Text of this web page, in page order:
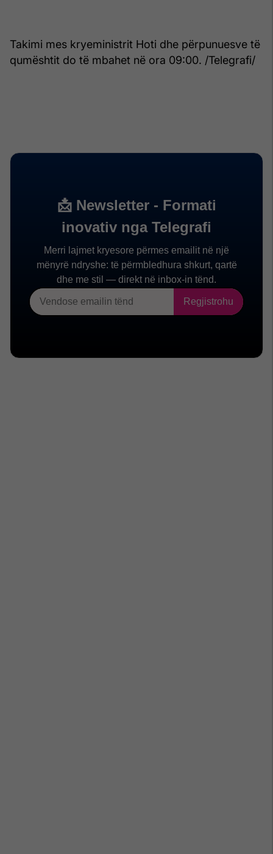
Takimi mes kryeministrit Hoti dhe përpunuesve të
qumështit do të mbahet në ora 09:00. /Telegrafi/